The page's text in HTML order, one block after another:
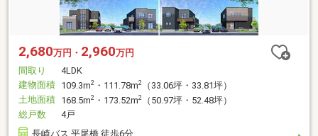
2,680万円・ 2,960万円
間取り
4LDK
建物面積 109.3m2 ・111.78m2
（33.06坪・33.81坪）
土地面積 168.5m2 ・173.52m2
（50.97坪・52.48坪）
総戸数
4戸
長崎バス 平尾橋 徒歩6分